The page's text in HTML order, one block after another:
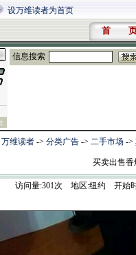
设万维读者为首页
首
信息搜索
万维读者 -> 分类广告 -> 二手市场 ->
买卖出售香
访问量:301次 地区:纽约 开始时